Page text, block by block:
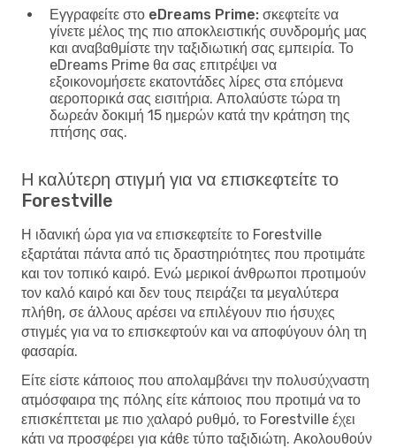
Εγγραφείτε στο eDreams Prime: σκεφτείτε να
γίνετε μέλος της πιο αποκλειστικής συνδρομής μας
και αναβαθμίστε την ταξιδιωτική σας εμπειρία. Το
eDreams Prime θα σας επιτρέψει να
εξοικονομήσετε εκατοντάδες λίρες στα επόμενα
αεροπορικά σας εισιτήρια. Απολαύστε τώρα τη
δωρεάν δοκιμή 15 ημερών κατά την κράτηση της
πτήσης σας.
Η καλύτερη στιγμή για να επισκεφτείτε το
Forestville
Η ιδανική ώρα για να επισκεφτείτε το Forestville
εξαρτάται πάντα από τις δραστηριότητες που προτιμάτε
και τον τοπικό καιρό. Ενώ μερικοί άνθρωποι προτιμούν
τον καλό καιρό και δεν τους πειράζει τα μεγαλύτερα
πλήθη, σε άλλους αρέσει να επιλέγουν πιο ήσυχες
στιγμές για να το επισκεφτούν και να αποφύγουν όλη τη
φασαρία.
Είτε είστε κάποιος που απολαμβάνει την πολυσύχναστη
ατμόσφαιρα της πόλης είτε κάποιος που προτιμά να το
επισκέπτεται με πιο χαλαρό ρυθμό, το Forestville έχει
κάτι να προσφέρει για κάθε τύπο ταξιδιώτη. Ακολουθούν